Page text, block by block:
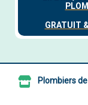
Plombiers